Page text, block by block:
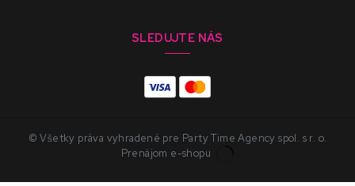
SLEDUJTE NÁS
© Všetky práva vyhradené pre Party Time Agency spol. s r. o.
Prenájom e-shopu